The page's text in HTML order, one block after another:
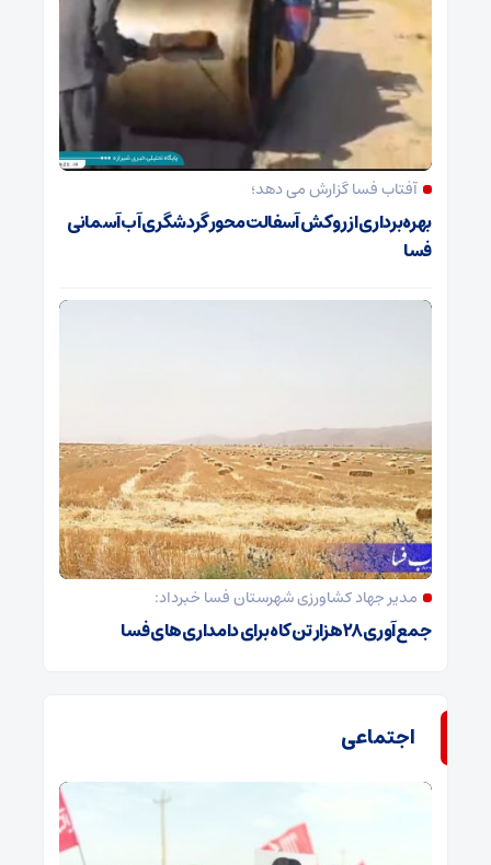
آفتاب فسا گزارش می دهد؛
بهره‌برداری از روکش آسفالت محور گردشگری آب‌آسمانی
فسا
مدیر جهاد کشاورزی شهرستان فسا خبرداد:
جمع‌آوری ۲۸ هزار تن کاه برای دامداری‌های فسا
اجتماعی